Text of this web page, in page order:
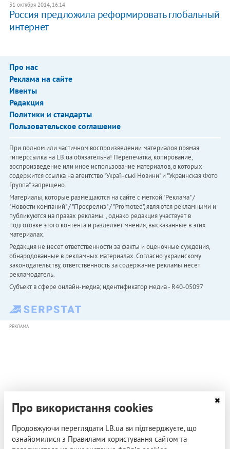
31 октября 2014, 16:14
Россия предложила реформировать глобальный
интернет
Про нас
Реклама на сайте
Ивенты
Редакция
Политики и стандарты
Пользовательское соглашение
При полном или частичном воспроизведении материалов прямая
гиперссылка на LB.ua обязательна! Перепечатка, копирование,
воспроизведение или иное использование материалов, в которых
содержится ссылка на агентство "Українськi Новини" и "Украинская Фото
Группа" запрещено.
Материалы, которые размещаются на сайте с меткой "Реклама" /
"Новости компаний" / "Пресрелиз" / "Promoted", являются рекламными и
публикуются на правах рекламы. , однако редакция участвует в
подготовке этого контента и разделяет мнения, высказанные в этих
материалах.
Редакция не несет ответственности за факты и оценочные суждения,
обнародованные в рекламных материалах. Согласно украинскому
законодательству, ответственность за содержание рекламы несет
рекламодатель.
Субъект в сфере онлайн-медиа; идентификатор медиа - R40-05097
РЕКЛАМА
Про використання cookies
Продовжуючи переглядати LB.ua ви підтверджуєте, що
ознайомилися з Правилами користування сайтом та